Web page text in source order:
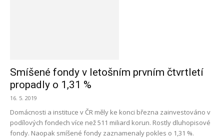
Smíšené fondy v letošním prvním čtvrtletí
propadly o 1,31 %
16. 5. 2019
Domácnosti a instituce v ČR měly ke konci března zainvestováno v
podílových fondech více než 511 miliard korun. Rostly dluhopisové
fondy. Naopak smíšené fondy zaznamenaly pokles o 1,31 %.